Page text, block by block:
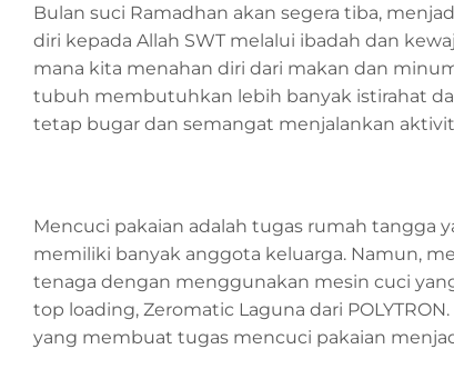
Bulan suci Ramadhan akan segera tiba,
diri kepada Allah SWT melalui ibadah dan
mana kita menahan diri dari makan dan
tubuh membutuhkan lebih banyak istirahat
tetap bugar dan semangat menjalankan
Mencuci pakaian adalah tugas rumah tangga
memiliki banyak anggota keluarga. Namun,
tenaga dengan menggunakan mesin cuci
top loading, Zeromatic Laguna dari
yang membuat tugas mencuci pakaian